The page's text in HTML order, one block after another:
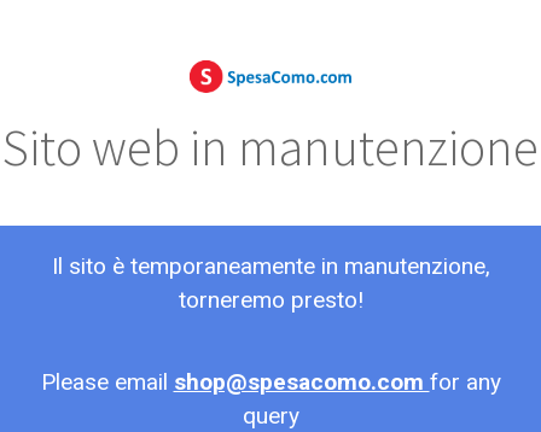
Sito web in manutenzione
Il sito è temporaneamente in manutenzione,
torneremo presto!
Please email shop@spesacomo.com for any
query